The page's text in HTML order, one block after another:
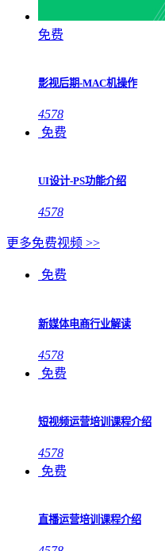
免费
影视后期-MAC机操作
4578
免费
UI设计-PS功能介绍
4578
更多免费视频 >>
免费
新媒体电商行业解读
4578
免费
短视频运营培训课程介绍
4578
免费
直播运营培训课程介绍